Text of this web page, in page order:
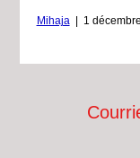
Mihaja 1